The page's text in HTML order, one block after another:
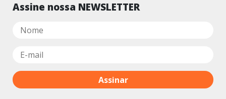
Assine nossa NEWSLETTER